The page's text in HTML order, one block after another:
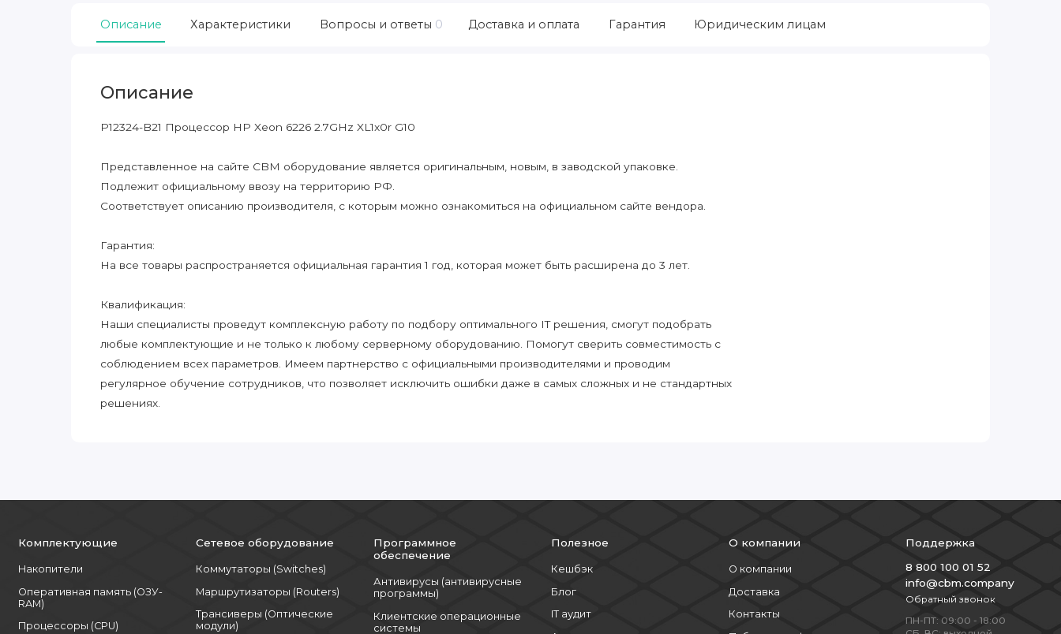
Описание Характеристики Вопросы и ответы 0 Доставка и оплата Гарантия Юридическим лицам
Описание
P12324-B21 Процессор HP Xeon 6226 2.7GHz XL1x0r G10
Представленное на сайте CBM оборудование является оригинальным, новым, в заводской упаковке.
Подлежит официальному ввозу на территорию РФ.
Соответствует описанию производителя, с которым можно ознакомиться на официальном сайте вендора.
Гарантия:
На все товары распространяется официальная гарантия 1 год, которая может быть расширена до 3 лет.
Квалификация:
Наши специалисты проведут комплексную работу по подбору оптимального IT решения, смогут подобрать
любые комплектующие и не только к любому серверному оборудованию. Помогут сверить совместимость с
соблюдением всех параметров. Имеем партнерство с официальными производителями и проводим
регулярное обучение сотрудников, что позволяет исключить ошибки даже в самых сложных и не стандартных
решениях.
Комплектующие
Накопители
Оперативная память (ОЗУ-
RAM)
Процессоры (CPU)
Сетевое оборудование
Коммутаторы (Switches)
Маршрутизаторы (Routers)
Трансиверы (Оптические
модули)
Программное
обеспечение
Антивирусы (антивирусные
программы)
Клиентские операционные
системы
Полезное
Кешбэк
Блог
IT аудит
О компании
О компании
Доставка
Контакты
Поддержка
8 800 100 01 52
info@cbm.company
Обратный звонок
ПН-ПТ: 09:00 - 18:00